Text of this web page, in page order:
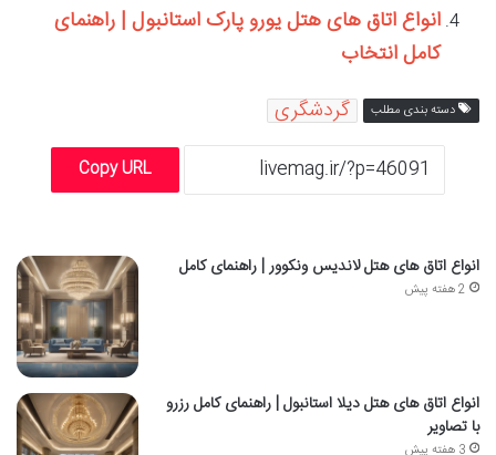
انواع اتاق های هتل یورو پارک استانبول | راهنمای
کامل انتخاب
دسته بندی مطلب گردشگری
Copy URL
انواع اتاق های هتل لاندیس ونکوور | راهنمای کامل
2 هفته پیش
انواع اتاق های هتل دیلا استانبول | راهنمای کامل رزرو
با تصاویر
3 هفته پیش